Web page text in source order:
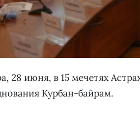
28 июня, в 15 мечетях
Курбан-байрам.